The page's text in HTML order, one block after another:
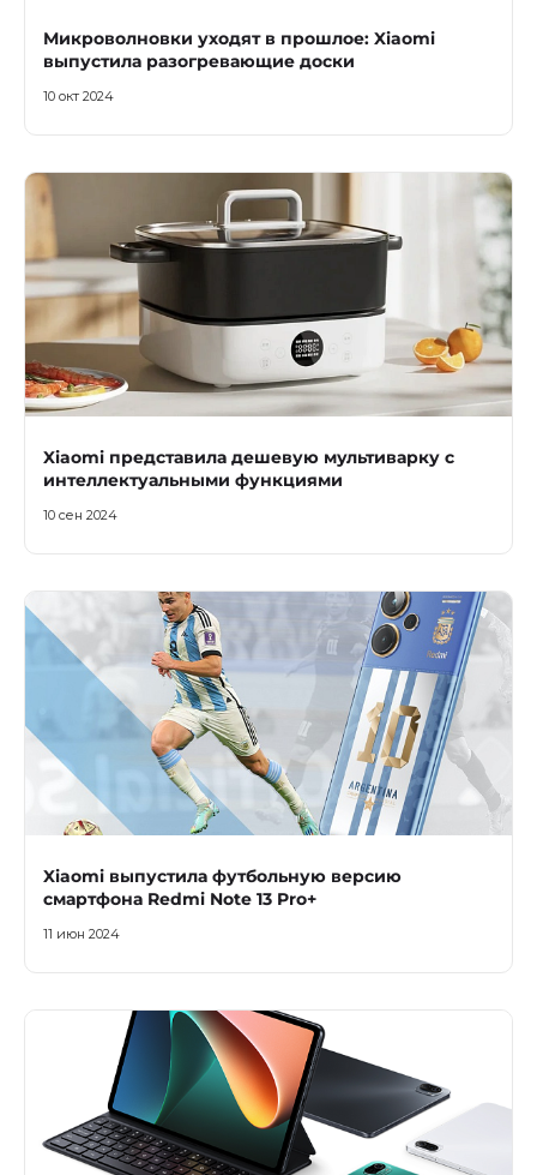
Микроволновки уходят в прошлое: Xiaomi
выпустила разогревающие доски
10 окт 2024
Xiaomi представила дешевую мультиварку с
интеллектуальными функциями
10 сен 2024
Xiaomi выпустила футбольную версию
смартфона Redmi Note 13 Pro+
11 июн 2024